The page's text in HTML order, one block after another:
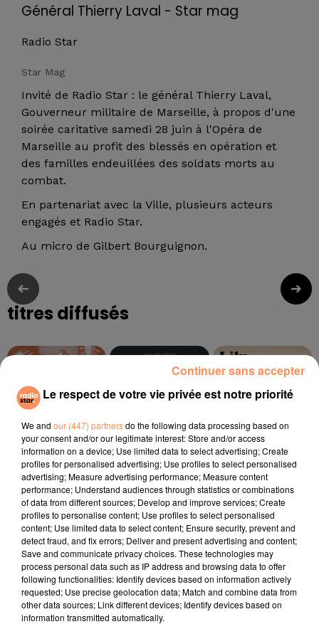
Général Thierry Laval - Star mag
Radio Star
Star Mag
Invité de Radio Star : le général Thierry Laval,
Gouverneur militaire de Marseille, à propos d'une
soirée caritative samedi 28 juin à l'Opéra de
Marseille au profit des blessés en opération et
des familles endeuillées des soldats morts au
combat.
En partenariat avec la Ville, plusieurs acteurs
engagés et Radio Star.
Au micro de Gilbert Bourguignon.
titres diffusés
Abcdefu
SHEERAN
Repeat It
6h08
6h08
LILY ALLEN
Fuck You
l'horoscope
Le respect de votre vie privée est notre priorité
We and our (447) partnersdo the following data processing based on
your consent and/or our legitimate interest: Store and/or access
information on a device; Use limited data to select advertising; Create
profiles for personalised advertising; Use profiles to select personalised
advertising; Measure advertising performance; Measure content
performance; Understand audiences through statistics or combinations
of data from different sources; Develop and improve services; Create
profiles to personalise content; Use profiles to select personalised
content; Use limited data to select content; Ensure security, prevent and
detect fraud, and fix errors; Deliver and present advertising and content;
Save and communicate privacy choices. These technologies may
process personal data such as IP address and browsing data to offer
following functionalities: Identify devices based on information actively
requested; Use precise geolocation data; Match and combine data from
other data sources; Link different devices; Identify devices based on
information transmitted automatically.
Continuer sans accepter